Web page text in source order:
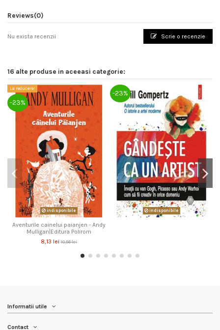
Reviews(0)
Nu exista recenzii Scrie o recenzie
16 alte produse in aceeasi categorie:
La reducere!
-23%
indisponibile
Aventurile cainelui paianjen - Andy
Mulligan|Editura Polirom
8,13 lei10,56 lei
-23%
indisponibile
Informatii utile
Contact